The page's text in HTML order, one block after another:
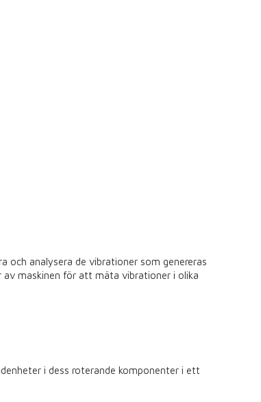
analysera de vibrationer som genereras
av maskinen för att mäta vibrationer i olika
i dess roterande komponenter i ett